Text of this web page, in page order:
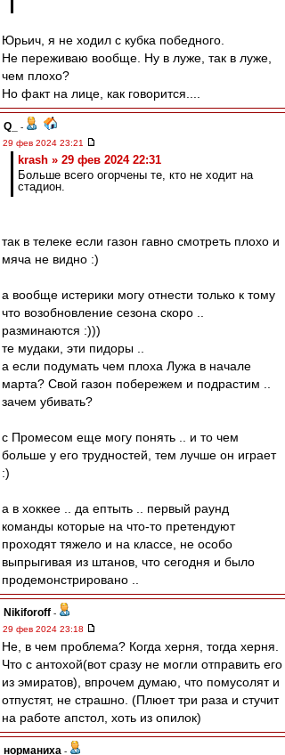
Юрьич, я не ходил с кубка победного.
Не переживаю вообще. Ну в луже, так в луже,
чем плохо?
Но факт на лице, как говорится....
Q_
-
29 фев 2024 23:21
krash » 29 фев 2024 22:31
Больше всего огорчены те, кто не ходит на
стадион.
так в телеке если газон гавно смотреть плохо и
мяча не видно :)
а вообще истерики могу отнести только к тому
что возобновление сезона скоро ..
разминаются :)))
те мудаки, эти пидоры ..
а если подумать чем плоха Лужа в начале
марта? Свой газон побережем и подрастим ..
зачем убивать?
с Промесом еще могу понять .. и то чем
больше у его трудностей, тем лучше он играет
:)
а в хоккее .. да ептыть .. первый раунд
команды которые на что-то претендуют
проходят тяжело и на классе, не особо
выпрыгивая из штанов, что сегодня и было
продемонстрировано ..
Nikiforoff -
29 фев 2024 23:18
Не, в чем проблема? Когда херня, тогда херня.
Что с антохой(вот сразу не могли отправить его
из эмиратов), впрочем думаю, что помусолят и
отпустят, не страшно. (Плюет три раза и стучит
на работе апстол, хоть из опилок)
норманиха -